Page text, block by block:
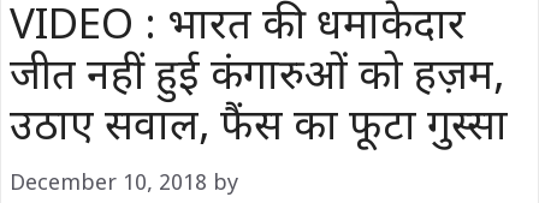
VIDEO : भारत की धमाकेदार
जीत नहीं हुई कंगारुओं को हज़म,
उठाए सवाल, फैंस का फूटा गुस्सा
December 10, 2018 by